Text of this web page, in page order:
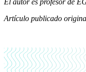
El autor es profesor de
Artículo publicado